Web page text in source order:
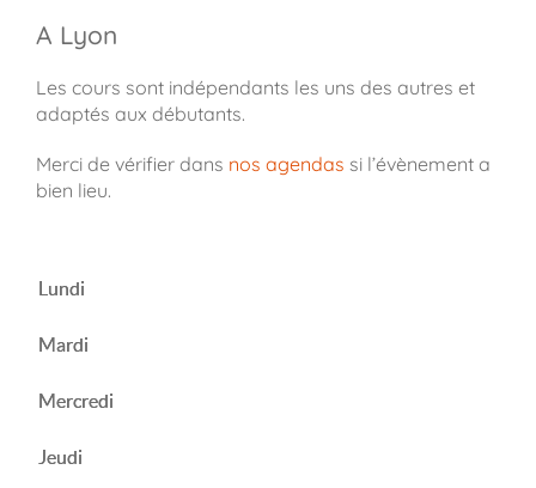
A Lyon
Les cours sont indépendants les uns des autres et
adaptés aux débutants.
Merci de vérifier dans nos agendas si l’évènement a
bien lieu.
Lundi
Mardi
Mercredi
Jeudi